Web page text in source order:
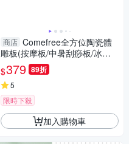
商店 Comefree全方位陶瓷體
雕板(按摩板/中暑刮痧板/冰鎮
熱敷/全身按摩/疏通經絡/放鬆肌
肉/GetSport)
$379 89折
5
限時下殺
加入購物車